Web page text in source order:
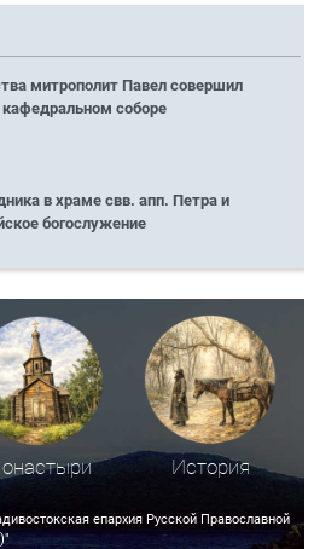
митрополит Павел совершил
соборе
в храме свв. апп. Петра и
богослужение
История
епархия Русской Православной